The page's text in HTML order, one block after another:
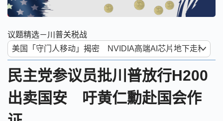
议题精选－川普关税战
民主党参议员批川普放行H200
出卖国安 吁黄仁勳赴国会作